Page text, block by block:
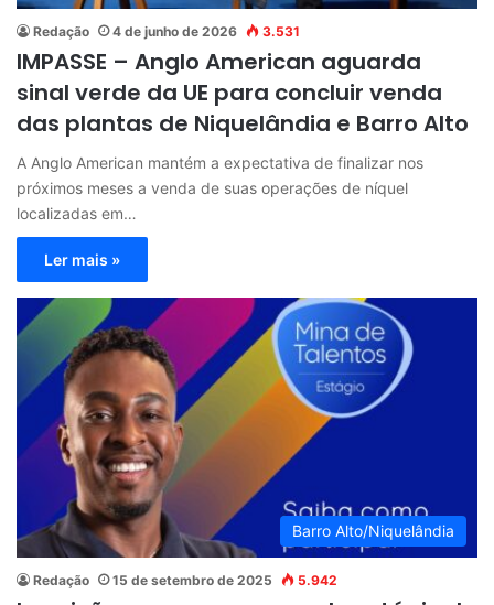
Redação 4 de junho de 2026 3.531
IMPASSE – Anglo American aguarda
sinal verde da UE para concluir venda
das plantas de Niquelândia e Barro Alto
A Anglo American mantém a expectativa de finalizar nos
próximos meses a venda de suas operações de níquel
localizadas em…
Ler mais »
Barro Alto/Niquelândia
Redação 15 de setembro de 2025 5.942